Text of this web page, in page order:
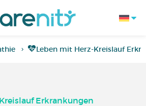
Leben mit Herz-Kreislauf
Erkrankungen